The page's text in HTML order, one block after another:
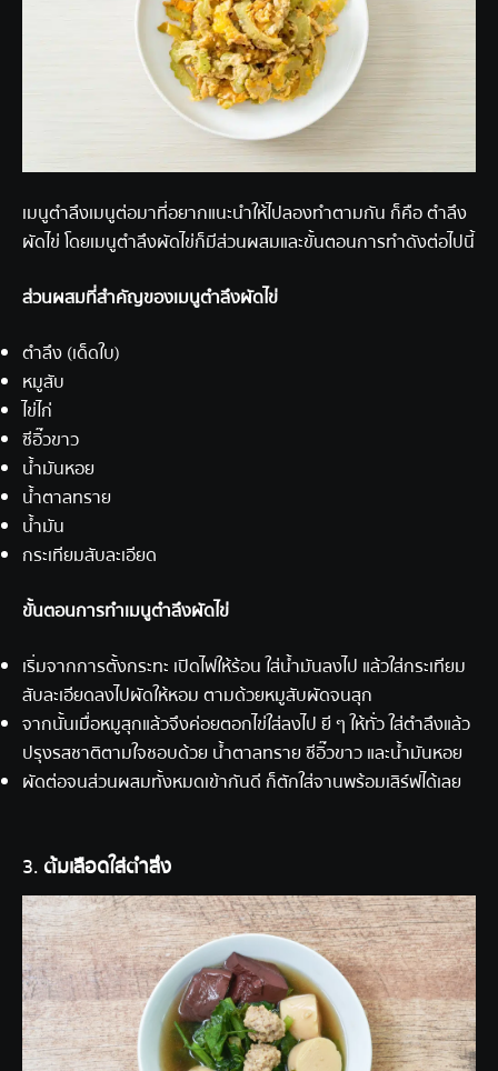
เมนูตำลึงเมนูต่อมาที่อยากแนะนำให้ไปลองทำตามกัน ก็คือ ตำลึง
ผัดไข่ โดยเมนูตำลึงผัดไข่ก็มีส่วนผสมและขั้นตอนการทำดังต่อไปนี้
ส่วนผสมที่สำคัญของเมนูตำลึงผัดไข่
ตำลึง (เด็ดใบ)
หมูสับ
ไข่ไก่
ซีอิ๊วขาว
น้ำมันหอย
น้ำตาลทราย
น้ำมัน
กระเทียมสับละเอียด
ขั้นตอนการทำเมนูตำลึงผัดไข่
เริ่มจากการตั้งกระทะ เปิดไฟให้ร้อน ใส่น้ำมันลงไป แล้วใส่กระเทียม
สับละเอียดลงไปผัดให้หอม ตามด้วยหมูสับผัดจนสุก
จากนั้นเมื่อหมูสุกแล้วจึงค่อยตอกไข่ใส่ลงไป ยี ๆ ให้ทั่ว ใส่ตำลึงแล้ว
ปรุงรสชาติตามใจชอบด้วย น้ำตาลทราย ซีอิ๊วขาว และน้ำมันหอย
ผัดต่อจนส่วนผสมทั้งหมดเข้ากันดี ก็ตักใส่จานพร้อมเสิร์ฟได้เลย
3. ต้มเลือดใส่ตำลึง